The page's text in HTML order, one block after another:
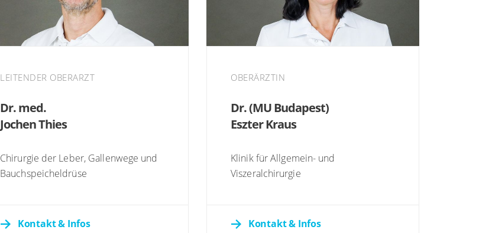
LEITENDER OBERARZT
Dr. med.
Jochen Thies
Chirurgie der Leber, Gallenwege und
Bauchspeicheldrüse
Kontakt & Infos
OBERÄRZTIN
Dr. (MU Budapest)
Eszter Kraus
Klinik für Allgemein- und
Viszeralchirurgie
Kontakt & Infos